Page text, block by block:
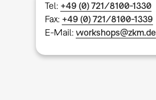
Tel: +49 (0) 721/8100-1330
Fax: +49 (0) 721/8100-1339
E-Mail:workshops@zkm.de